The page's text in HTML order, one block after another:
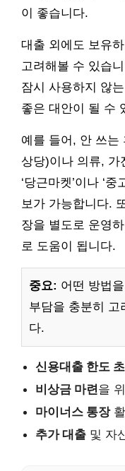
이 좋습니다.
대출 외에도 보유
고려해볼 수 있습
잠시 사용하지 않
좋은 대안이 될 수
예를 들어, 안 쓰는
상당)이나 의류, 가
‘당근마켓’이나 ‘
보가 가능합니다.
장을 별도로 운영
로 도움이 됩니다.
중요: 어떤 방법
부담을 충분히 고
다.
신용대출 한도 초
비상금 마련을
마이너스 통장활
추가 대출 및 자